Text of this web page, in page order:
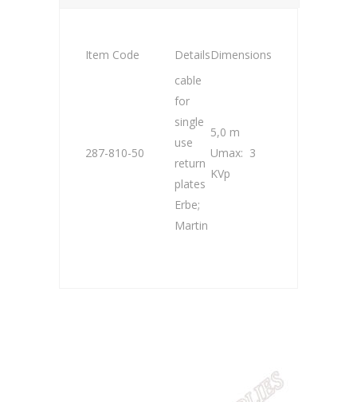
Item Code DetailsDimensions
287-810-50
cable
for
single
use
return
plates
Erbe;
Martin
5,0 m
Umax: 3
KVp